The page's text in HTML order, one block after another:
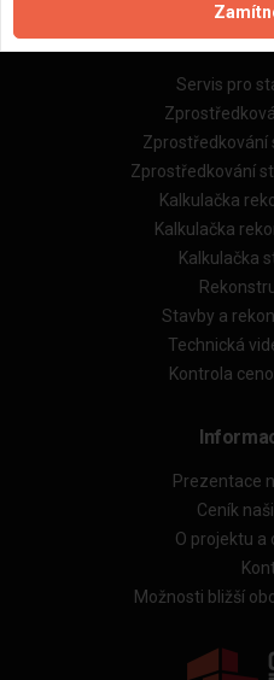
Naše
Servis pro
Zprostředkování
Zprostředkování
Kalkulačka
Kalkulačka
Kalkulačka
Stavby a
Technická
Kontrola
Prezentace
Ceník
O projektu a
Možnosti bližší